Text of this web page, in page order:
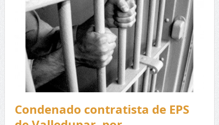
Condenado contratista de EPS